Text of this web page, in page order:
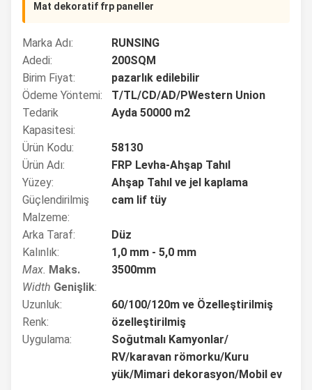
Mat dekoratif frp paneller
Marka Adı:
RUNSING
Adedi:
200SQM
Birim Fiyat:
pazarlık edilebilir
Ödeme Yöntemi:
T/TL/CD/AD/PWestern Union
Tedarik
Kapasitesi:
Ayda 50000 m2
Ürün Kodu:
58130
Ürün Adı:
FRP Levha-Ahşap Tahıl
Yüzey:
Ahşap Tahıl ve jel kaplama
Güçlendirilmiş
Malzeme:
cam lif tüy
Arka Taraf:
Düz
Kalınlık:
1,0 mm - 5,0 mm
Max. Maks.
Width Genişlik:
3500mm
Uzunluk:
60/100/120m ve Özelleştirilmiş
Renk:
özelleştirilmiş
Uygulama:
Soğutmalı Kamyonlar/
RV/karavan römorku/Kuru
yük/Mimari dekorasyon/Mobil ev